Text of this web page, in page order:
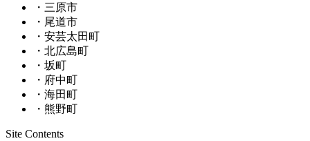
・三原市
・尾道市
・安芸太田町
・北広島町
・坂町
・府中町
・海田町
・熊野町
Site Contents